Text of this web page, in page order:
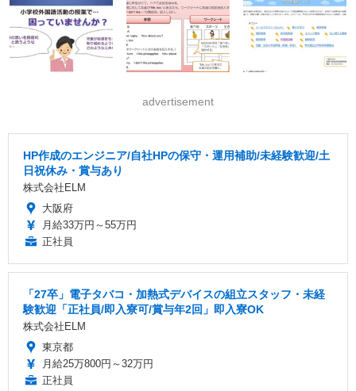
advertisement
HP作成のエンジニア/自社HPの保守・運用補助/未経験歓迎/土
日祝休み・賞与あり
株式会社ELM
大阪府
月給33万円～55万円
正社員
「27卒」電子タバコ・加熱式デバイスの組立スタッフ・未経
験歓迎「正社員/即入寮可/賞与年2回」即入寮OK
株式会社ELM
東京都
月給25万800円～32万円
正社員